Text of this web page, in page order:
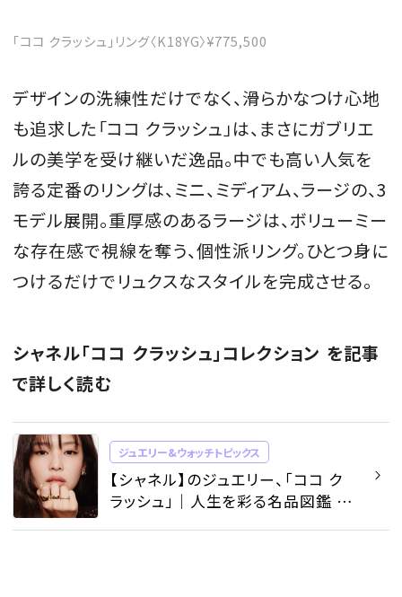
「ココ クラッシュ」リング〈K18YG〉¥775,500
デザインの洗練性だけでなく、滑らかなつけ心地
も追求した「ココ クラッシュ」は、まさにガブリエ
ルの美学を受け継いだ逸品。中でも高い人気を
誇る定番のリングは、ミニ、ミディアム、ラージの、3
モデル展開。重厚感のあるラージは、ボリューミー
な存在感で視線を奪う、個性派リング。ひとつ身に
つけるだけでリュクスなスタイルを完成させる。
シャネル「ココ クラッシュ」コレクション を記事
で詳しく読む
ジュエリー&ウォッチトピックス
【シャネル】のジュエリー、「ココ ク
ラッシュ」​​｜人生を彩る名品図鑑 -